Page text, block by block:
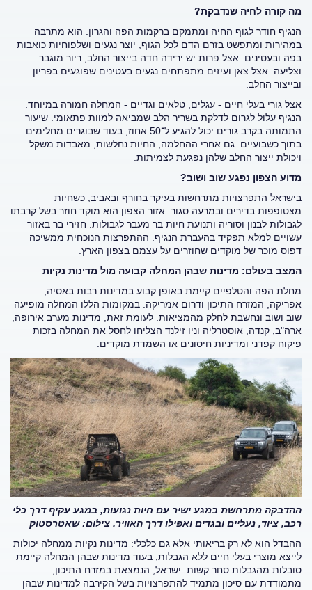
מה קורה לחיה שנדבקת?
הנגיף חודר לגוף החיה ומתמקם ברקמות הפה והגרון. הוא מתרבה
במהירות ומתפשט בזרם הדם לכל הגוף, יוצר נגעים ושלפוחיות כואבות
בפה ובעטינים. אצל פרות יש ירידה חדה בייצור החלב, ריור מוגבר
וצליעה. אצל צאן ועיזים מתפתחים נגעים בעטינים שפוגעים בפריון
ובייצור החלב.
אצל גורי בעלי חיים - עגלים, טלאים וגדיים - המחלה חמורה במיוחד.
הנגיף עלול לגרום לדלקת בשריר הלב שמביאה למוות פתאומי. שיעור
התמותה בקרב גורים יכול להגיע ל־50 אחוז, בעוד שבוגרים מחלימים
בתוך כשבועיים. גם אחרי ההחלמה, החיות נחלשות, מאבדות משקל
ויכולת ייצור החלב שלהן נפגעת לצמיתות.
מדוע הצפון נפגע שוב ושוב?
בישראל התפרצויות מתרחשות בעיקר בחורף ובאביב, כשחיות
מצטופפות בדירים ובמרעה סגור. אזור הצפון הוא מוקד חוזר בשל קרבתו
לגבולות לבנון וסוריה ותנועת חיות בר מעבר לגבולות. חזירי בר באזור
עשויים למלא תפקיד בהעברת הנגיף. ההתפרצות הנוכחית ממשיכה
דפוס מוכר של מוקדים שחוזרים על עצמם בצפון הארץ.
המצב בעולם: מדינות שבהן המחלה קבועה מול מדינות נקיות
מחלת הפה והטלפיים קיימת באופן קבוע במדינות רבות באסיה,
אפריקה, המזרח התיכון ודרום אמריקה. במקומות הללו המחלה מופיעה
שוב ושוב ונחשבת לחלק מהמציאות. לעומת זאת, מדינות מערב אירופה,
ארה"ב, קנדה, אוסטרליה וניו זילנד הצליחו לחסל את המחלה בזכות
פיקוח קפדני ומדיניות חיסונים או השמדת מוקדים.
ההדבקה מתרחשת במגע ישיר עם חיות נגועות, במגע עקיף דרך כלי
רכב, ציוד, נעליים ובגדים ואפילו דרך האוויר. צילום: שאטרסטוק
ההבדל הוא לא רק בריאותי אלא גם כלכלי: מדינות נקיות ממחלה יכולות
לייצא מוצרי בעלי חיים ללא הגבלות, בעוד מדינות שבהן המחלה קיימת
סובלות מהגבלות סחר קשות. ישראל, הנמצאת במזרח התיכון,
מתמודדת עם סיכון מתמיד להתפרצויות בשל הקירבה למדינות שבהן